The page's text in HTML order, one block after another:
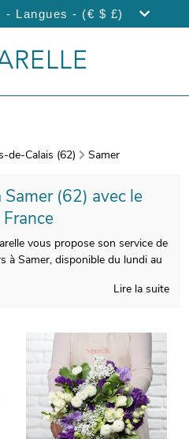
- Langues - (€ $ £)
de-Calais (62) Samer
(62) avec le
vous propose son service de
à Samer, disponible du lundi au
bouquet sera prise après sa
ensuite cette photographie
jeter un coup d’œil à votre
à Samer. Vous désirez
qui vous ressemble ? Vous
message ou une photo, afin de
votre cadeau.
Lire la suite